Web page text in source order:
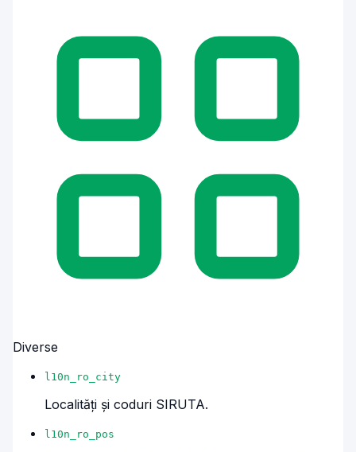
Diverse
l10n_ro_city
Localități și coduri SIRUTA.
l10n_ro_pos